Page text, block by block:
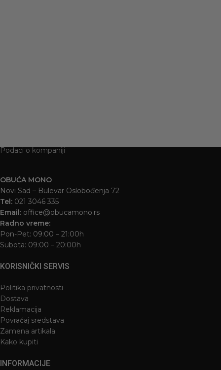
Podaci o kompaniji
OBUĆA MONO
Novi Sad – Bulevar Oslobođenja 72
Tel: 021 3046 335
Email: office@obucamono.rs
Radno vreme:
Pon-Pet: 09:00 – 21:00h
Subota: 09:00 – 20:00h
KORISNIČKI SERVIS
Politika privatnosti
Dostava
Reklamacija
Povraćaj sredstava
Zamena artikala
Kako kupiti
INFORMACIJE